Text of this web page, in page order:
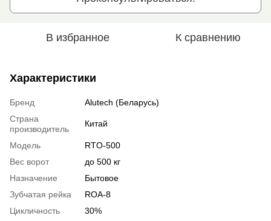
В избранное К сравнению
Характеристики
Бренд
Alutech (Беларусь)
Страна
производитель
Китай
Модель
RTO-500
Вес ворот
до 500 кг
Назначение
Бытовое
Зубчатая рейка
ROA-8
Цикличность
30%